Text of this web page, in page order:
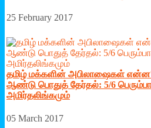
25 February 2017
தமிழ் மக்களின் அபிலாஷைகள் என்ன?
ஆண்டு பொதுத் தேர்தல்: 5/6
அமிர்தலிங்கமும்
05 March 2017